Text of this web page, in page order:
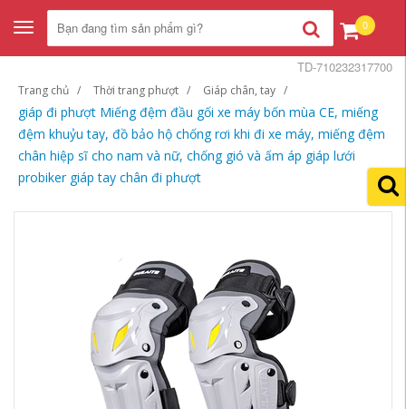
Toggle
navigation
0
Trang chủ Thời trang phượt Giáp chân, tay
giáp đi phượt Miếng đệm đầu gối xe máy bốn mùa CE, miếng
đệm khuỷu tay, đồ bảo hộ chống rơi khi đi xe máy, miếng đệm
chân hiệp sĩ cho nam và nữ, chống gió và ấm áp giáp lưới
probiker giáp tay chân đi phượt
TD-710232317700